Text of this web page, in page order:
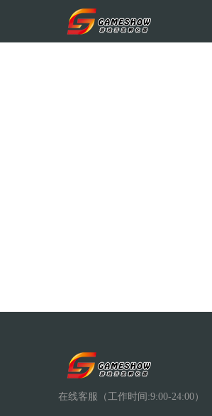
在线客服（工作时间:9:00-24:00）